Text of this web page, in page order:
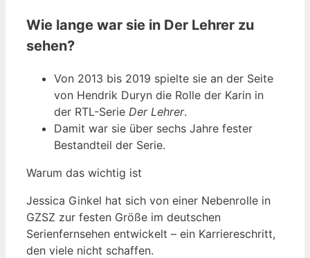
Wie lange war sie in Der Lehrer zu
sehen?
Von 2013 bis 2019 spielte sie an der Seite
von Hendrik Duryn die Rolle der Karin in
der RTL-Serie Der Lehrer.
Damit war sie über sechs Jahre fester
Bestandteil der Serie.
Warum das wichtig ist
Jessica Ginkel hat sich von einer Nebenrolle in
GZSZ zur festen Größe im deutschen
Serienfernsehen entwickelt – ein Karriereschritt,
den viele nicht schaffen.